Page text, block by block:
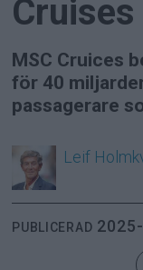
Cruises
MSC Cruices
för 40
passagerare
Leif
PUBLICERAD